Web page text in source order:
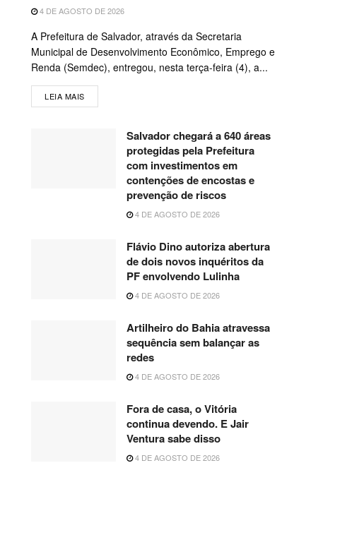
4 DE AGOSTO DE 2026
A Prefeitura de Salvador, através da Secretaria
Municipal de Desenvolvimento Econômico, Emprego e
Renda (Semdec), entregou, nesta terça-feira (4), a...
LEIA MAIS
Salvador chegará a 640 áreas
protegidas pela Prefeitura
com investimentos em
contenções de encostas e
prevenção de riscos
4 DE AGOSTO DE 2026
Flávio Dino autoriza abertura
de dois novos inquéritos da
PF envolvendo Lulinha
4 DE AGOSTO DE 2026
Artilheiro do Bahia atravessa
sequência sem balançar as
redes
4 DE AGOSTO DE 2026
Fora de casa, o Vitória
continua devendo. E Jair
Ventura sabe disso
4 DE AGOSTO DE 2026